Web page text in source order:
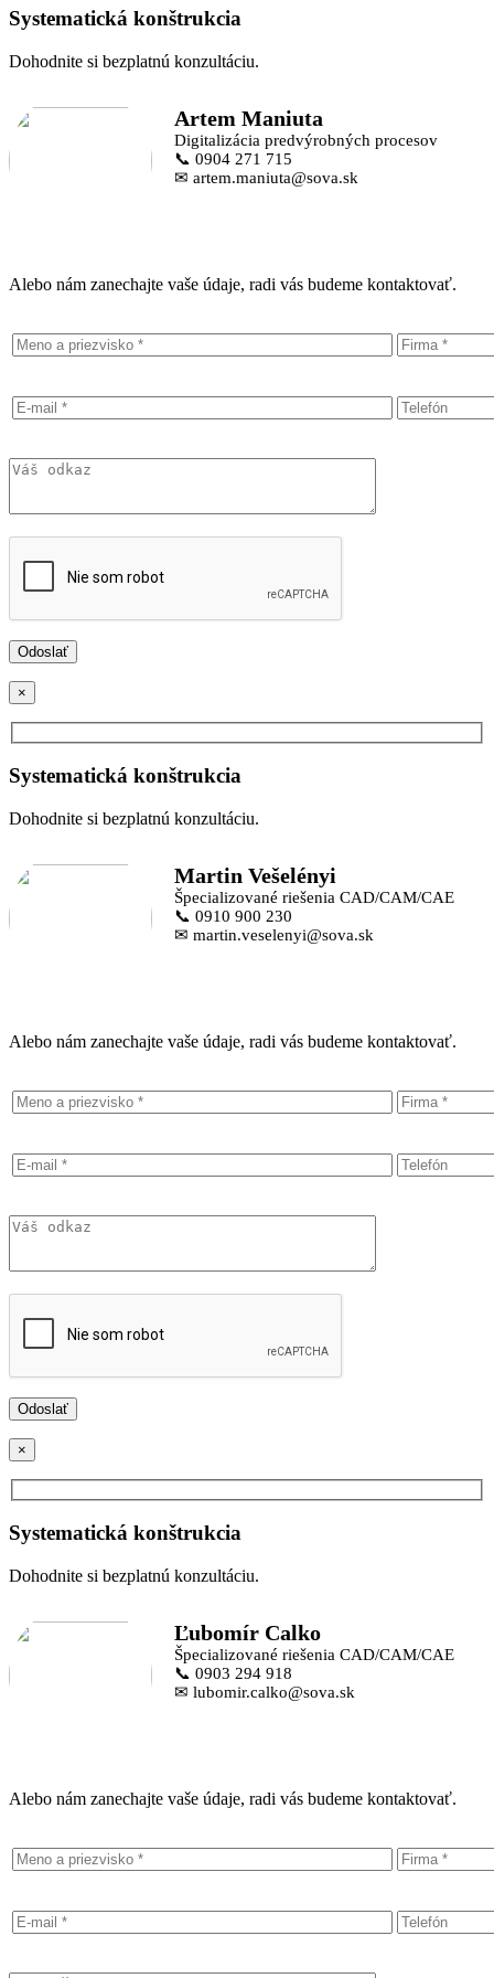
Systematická konštrukcia
Dohodnite si bezplatnú konzultáciu.
Artem Maniuta
Digitalizácia predvýrobných procesov
📞 0904 271 715
✉ artem.maniuta@sova.sk
Alebo nám zanechajte vaše údaje, radi vás budeme kontaktovať.
×
Systematická konštrukcia
Dohodnite si bezplatnú konzultáciu.
Martin Vešelényi
Špecializované riešenia CAD/CAM/CAE
📞 0910 900 230
✉ martin.veselenyi@sova.sk
Alebo nám zanechajte vaše údaje, radi vás budeme kontaktovať.
×
Systematická konštrukcia
Dohodnite si bezplatnú konzultáciu.
Ľubomír Calko
Špecializované riešenia CAD/CAM/CAE
📞 0903 294 918
✉ lubomir.calko@sova.sk
Alebo nám zanechajte vaše údaje, radi vás budeme kontaktovať.